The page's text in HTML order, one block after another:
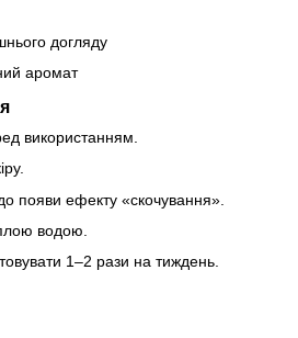
догляду
аромат
використанням.
появи ефекту «скочування».
водою.
1–2 рази на тиждень.